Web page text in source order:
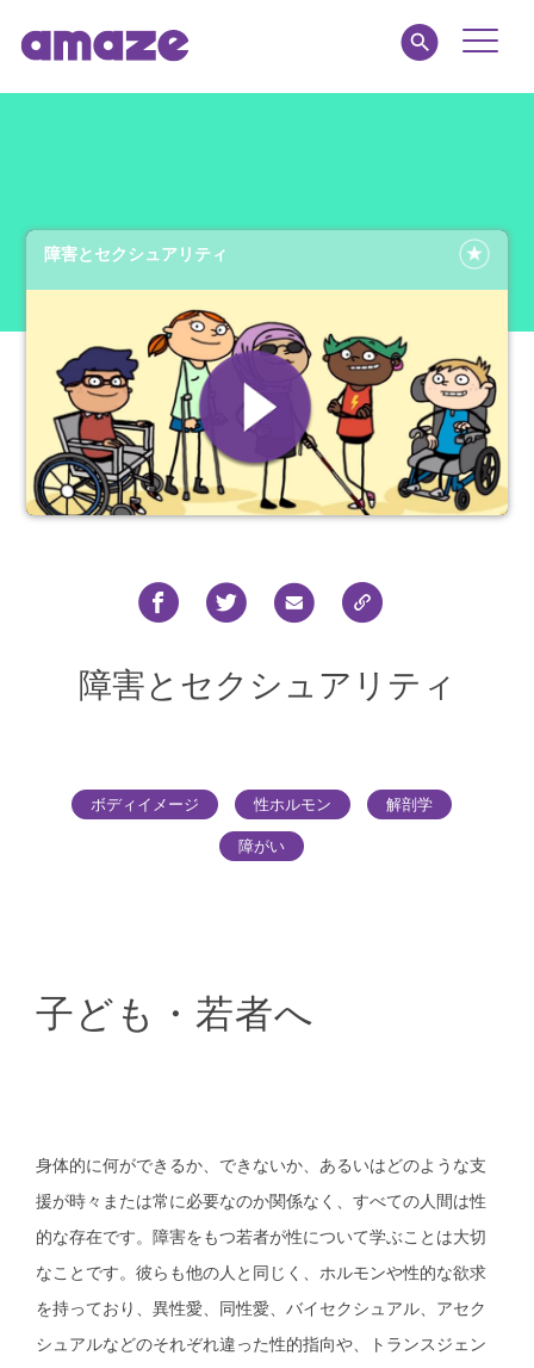
MY AMAZE
Toggle
障害とセクシュアリティ
障害とセクシュアリティ
ボディイメージ 性ホルモン 解剖学
障がい
子ども・若者へ
身体的に何ができるか、できないか、あるいはどのような支
援が時々または常に必要なのか関係なく、すべての人間は性
的な存在です。障害をもつ若者が性について学ぶことは大切
なことです。彼らも他の人と同じく、ホルモンや性的な欲求
を持っており、異性愛、同性愛、バイセクシュアル、アセク
シュアルなどのそれぞれ違った性的指向や、トランスジェン